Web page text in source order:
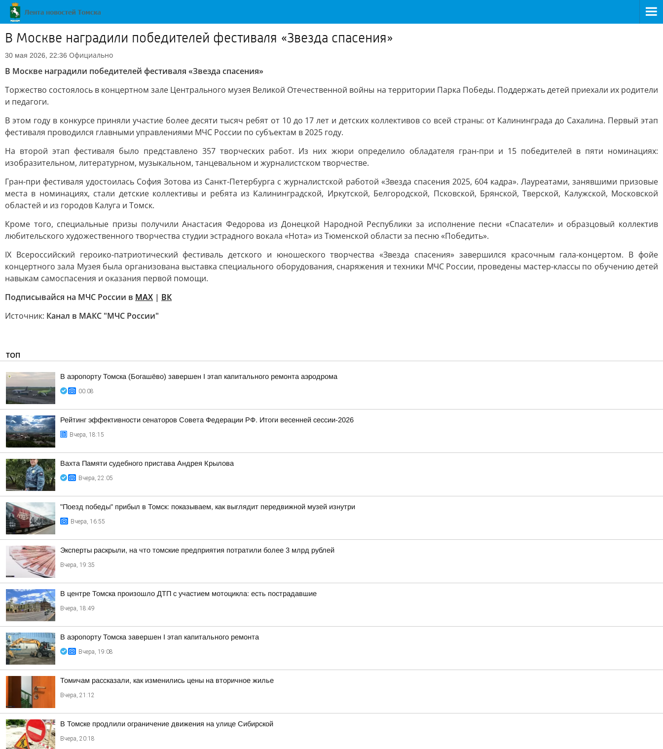
В Москве наградили победителей фестиваля «Звезда спасения»
30 мая 2026, 22:36 Официально
В Москве наградили победителей фестиваля «Звезда спасения»
Торжество состоялось в концертном зале Центрального музея Великой Отечественной войны на территории Парка Победы. Поддержать детей приехали их родители
и педагоги.
В этом году в конкурсе приняли участие более десяти тысяч ребят от 10 до 17 лет и детских коллективов со всей страны: от Калининграда до Сахалина. Первый этап
фестиваля проводился главными управлениями МЧС России по субъектам в 2025 году.
На второй этап фестиваля было представлено 357 творческих работ. Из них жюри определило обладателя гран-при и 15 победителей в пяти номинациях:
изобразительном, литературном, музыкальном, танцевальном и журналистском творчестве.
Гран-при фестиваля удостоилась София Зотова из Санкт-Петербурга с журналистской работой «Звезда спасения 2025, 604 кадра». Лауреатами, занявшими призовые
места в номинациях, стали детские коллективы и ребята из Калининградской, Иркутской, Белгородской, Псковской, Брянской, Тверской, Калужской, Московской
областей и из городов Калуга и Томск.
Кроме того, специальные призы получили Анастасия Федорова из Донецкой Народной Республики за исполнение песни «Спасатели» и образцовый коллектив
любительского художественного творчества студии эстрадного вокала «Нота» из Тюменской области за песню «Победить».
IX Всероссийский героико-патриотический фестиваль детского и юношеского творчества «Звезда спасения» завершился красочным гала-концертом. В фойе
концертного зала Музея была организована выставка специального оборудования, снаряжения и техники МЧС России, проведены мастер-классы по обучению детей
навыкам самоспасения и оказания первой помощи.
Подписывайся на МЧС России в MAX | ВК
Источник: Канал в МАКС "МЧС России"
ТОП
В аэропорту Томска (Богашёво) завершен I этап капитального ремонта аэродрома
00:08
Рейтинг эффективности сенаторов Совета Федерации РФ. Итоги весенней сессии-2026
Вчера, 18:15
Вахта Памяти судебного пристава Андрея Крылова
Вчера, 22:05
"Поезд победы" прибыл в Томск: показываем, как выглядит передвижной музей изнутри
Вчера, 16:55
Эксперты раскрыли, на что томские предприятия потратили более 3 млрд рублей
Вчера, 19:35
В центре Томска произошло ДТП с участием мотоцикла: есть пострадавшие
Вчера, 18:49
В аэропорту Томска завершен I этап капитального ремонта
Вчера, 19:08
Томичам рассказали, как изменились цены на вторичное жилье
Вчера, 21:12
В Томске продлили ограничение движения на улице Сибирской
Вчера, 20:18